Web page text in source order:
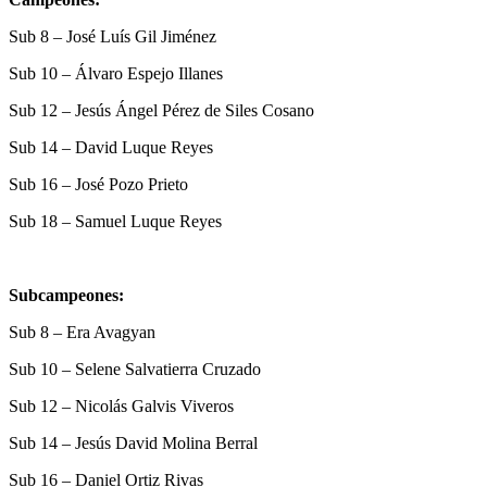
Sub 8 – José Luís Gil Jiménez
Sub 10 – Álvaro Espejo Illanes
Sub 12 – Jesús Ángel Pérez de Siles Cosano
Sub 14 – David Luque Reyes
Sub 16 – José Pozo Prieto
Sub 18 – Samuel Luque Reyes
Subcampeones:
Sub 8 – Era Avagyan
Sub 10 – Selene Salvatierra Cruzado
Sub 12 – Nicolás Galvis Viveros
Sub 14 – Jesús David Molina Berral
Sub 16 – Daniel Ortiz Rivas